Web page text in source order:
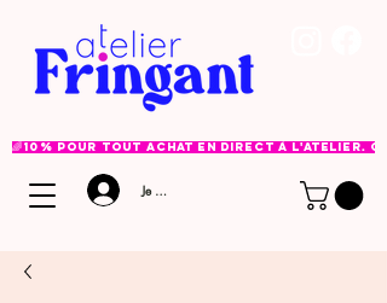
🌈 10% pour tout achat en direct à l'atelier.
Je me connecte